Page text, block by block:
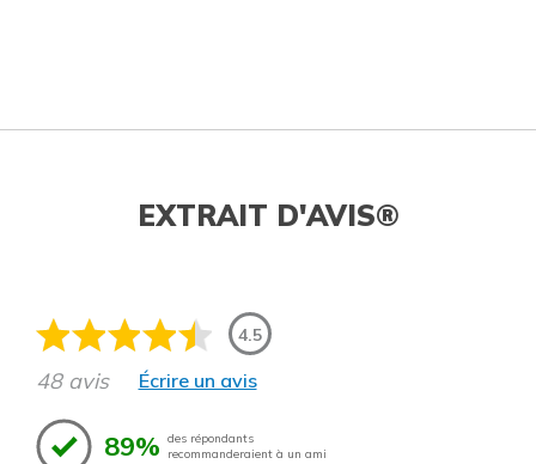
EXTRAIT D'AVIS®
4.5
48 avis Écrire un avis
89% des répondants
recommanderaient à un ami